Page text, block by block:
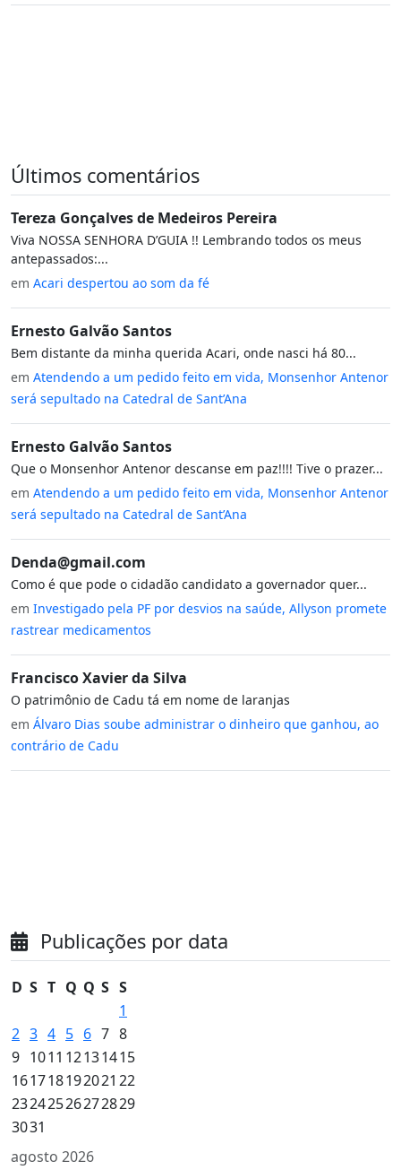
Últimos comentários
Tereza Gonçalves de Medeiros Pereira
Viva NOSSA SENHORA D’GUIA !! Lembrando todos os meus
antepassados:...
em Acari despertou ao som da fé
Ernesto Galvão Santos
Bem distante da minha querida Acari, onde nasci há 80...
em Atendendo a um pedido feito em vida, Monsenhor Antenor
será sepultado na Catedral de Sant’Ana
Ernesto Galvão Santos
Que o Monsenhor Antenor descanse em paz!!!! Tive o prazer...
em Atendendo a um pedido feito em vida, Monsenhor Antenor
será sepultado na Catedral de Sant’Ana
Denda@gmail.com
Como é que pode o cidadão candidato a governador quer...
em Investigado pela PF por desvios na saúde, Allyson promete
rastrear medicamentos
Francisco Xavier da Silva
O patrimônio de Cadu tá em nome de laranjas
em Álvaro Dias soube administrar o dinheiro que ganhou, ao
contrário de Cadu
Publicações por data
agosto 2026
D S T Q Q S S
1
2 3 4 5 6 7 8
9 1011 12131415
161718192021 22
23242526272829
3031